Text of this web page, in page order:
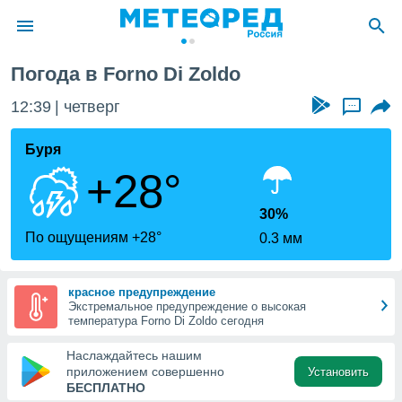
о
Вы можете
к этому
доступ
Погода в Forno Di Zoldo
12:39 четверг ...
Буря
+28°
По ощущениям +28°
30%
0.3 мм
красное предупреждение
Экстремальное предупреждение о высокая
температура Forno Di Zoldo сегодня
Наслаждайтесь нашим
приложением совершенно
БЕСПЛАТНО
Установить